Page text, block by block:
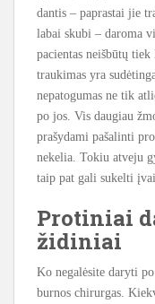
dantis – paprastai jie
labai skubi – daroma
pacientas neišbūtų
traukimas yra
nepatogumas ne tik
po jos. Vis daugiau
prašydami pašalinti
nekelia. Tokiu atveju
taip pat gali sukelti
Protiniai
židiniai
Ko negalėsite daryti
burnos chirurgas.